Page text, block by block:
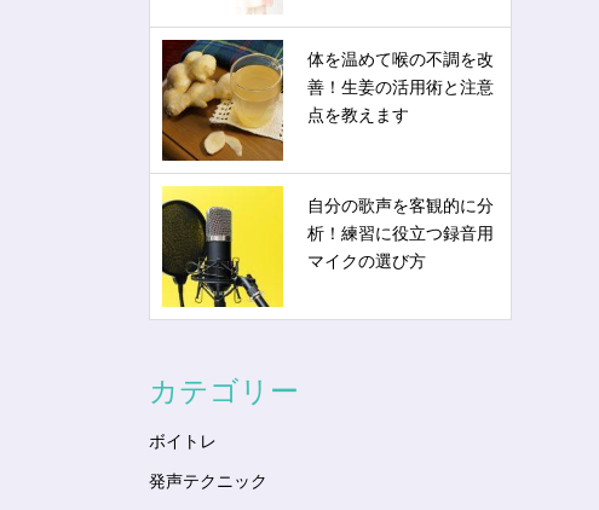
体を温めて喉の不調を改
善！生姜の活用術と注意
点を教えます
自分の歌声を客観的に分
析！練習に役立つ録音用
マイクの選び方
カテゴリー
ボイトレ
発声テクニック